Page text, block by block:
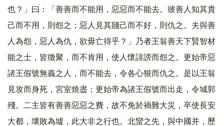
也？」曰：「善善而不能用，惡惡而不能去。彼善人知其貴
己而不用，則怨之；惡人見其賤己而不好，則仇之。夫與善
人為怨，惡人為仇，欲毋亡得乎？」乃者王翁善天下賢智材
能之士，皆徵聚，而不肯用，使人懷誹謗而怨之。更始帝惡
諸王假號無義之人，而不能去，令各心狠而仇之。是以王翁
見攻而身死，宮室燒盡；更始帝為諸王假號而出走，令城郭
殘。二主皆有善善惡惡之費，故不免於禍難大災，卒使長安
大都，壞敗為墟，此大非之行也。北蠻之先，與中國并，歷